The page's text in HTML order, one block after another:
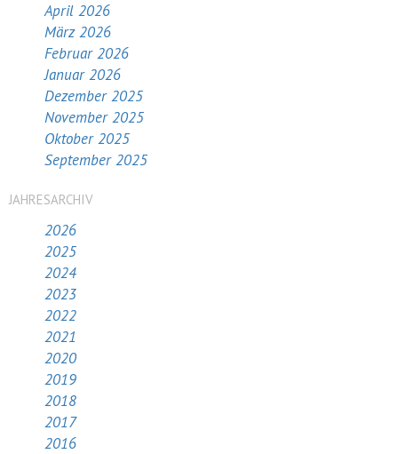
April 2026
März 2026
Februar 2026
Januar 2026
Dezember 2025
November 2025
Oktober 2025
September 2025
JAHRESARCHIV
2026
2025
2024
2023
2022
2021
2020
2019
2018
2017
2016